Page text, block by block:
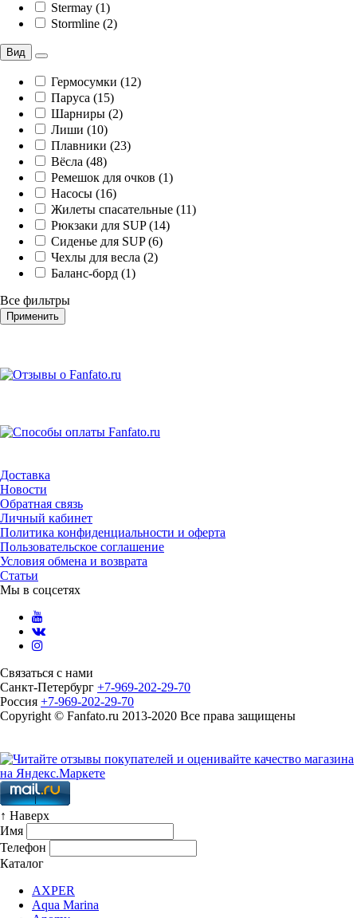
Stermay (1)
Stormline (2)
Вид
Гермосумки (12)
Паруса (15)
Шарниры (2)
Лиши (10)
Плавники (23)
Вёсла (48)
Ремешок для очков (1)
Насосы (16)
Жилеты спасательные (11)
Рюкзаки для SUP (14)
Сиденье для SUP (6)
Чехлы для весла (2)
Баланс-борд (1)
Все фильтры
Применить
Доставка
Новости
Обратная связь
Личный кабинет
Политика конфиденциальности и оферта
Пользовательское соглашение
Условия обмена и возврата
Статьи
Мы в соцсетях
Связаться с нами
Санкт-Петербург +7-969-202-29-70
Россия +7-969-202-29-70
Copyright © Fanfato.ru 2013-2020 Все права защищены
↑ Наверх
Имя
Телефон
Каталог
AXPER
Aqua Marina